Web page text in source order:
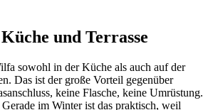
und Terrasse
sowohl in der Küche als auch auf der
Das ist der große Vorteil gegenüber
keine Flasche, keine Umrüstung.
im Winter ist das praktisch, weil